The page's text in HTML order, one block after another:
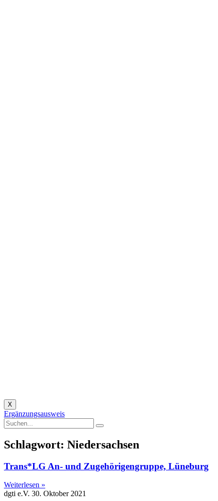
X
Ergänzungsausweis
Schlagwort: Niedersachsen
Trans*LG An- und Zugehörigengruppe, Lüneburg
Weiterlesen »
dgti e.V. 30. Oktober 2021